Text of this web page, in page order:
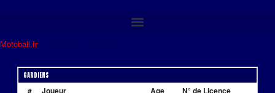
Motoball.fr>
Gardiens
# Joueur Age N° de Licence